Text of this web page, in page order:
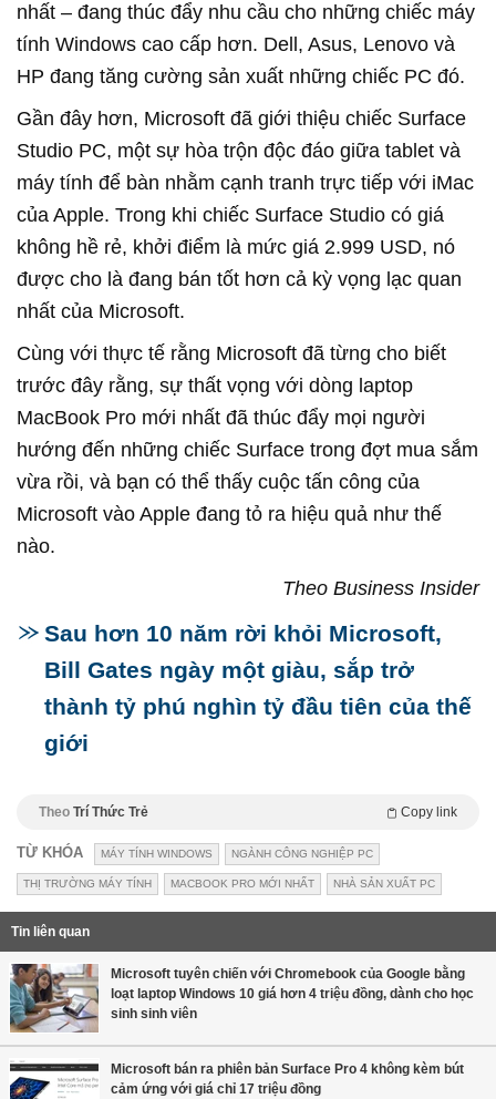
nhất – đang thúc đẩy nhu cầu cho những chiếc máy
tính Windows cao cấp hơn. Dell, Asus, Lenovo và
HP đang tăng cường sản xuất những chiếc PC đó.
Gần đây hơn, Microsoft đã giới thiệu chiếc Surface
Studio PC, một sự hòa trộn độc đáo giữa tablet và
máy tính để bàn nhằm cạnh tranh trực tiếp với iMac
của Apple. Trong khi chiếc Surface Studio có giá
không hề rẻ, khởi điểm là mức giá 2.999 USD, nó
được cho là đang bán tốt hơn cả kỳ vọng lạc quan
nhất của Microsoft.
Cùng với thực tế rằng Microsoft đã từng cho biết
trước đây rằng, sự thất vọng với dòng laptop
MacBook Pro mới nhất đã thúc đẩy mọi người
hướng đến những chiếc Surface trong đợt mua sắm
vừa rồi, và bạn có thể thấy cuộc tấn công của
Microsoft vào Apple đang tỏ ra hiệu quả như thế
nào.
Theo Business Insider
Sau hơn 10 năm rời khỏi Microsoft,
Bill Gates ngày một giàu, sắp trở
thành tỷ phú nghìn tỷ đầu tiên của thế
giới
Theo Trí Thức Trẻ Copy link
TỪ KHÓA MÁY TÍNH WINDOWS NGÀNH CÔNG NGHIỆP PC
THỊ TRƯỜNG MÁY TÍNH MACBOOK PRO MỚI NHẤT NHÀ SẢN XUẤT PC
Tin liên quan
Microsoft tuyên chiến với Chromebook của Google bằng
loạt laptop Windows 10 giá hơn 4 triệu đồng, dành cho học
sinh sinh viên
Microsoft bán ra phiên bản Surface Pro 4 không kèm bút
cảm ứng với giá chỉ 17 triệu đồng